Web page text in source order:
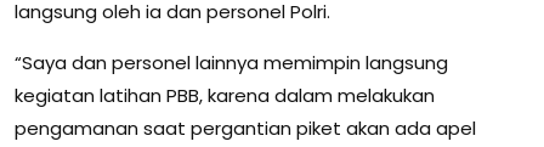
langsung oleh ia dan personel Polri.
“Saya dan personel lainnya memimpin langsung
kegiatan latihan PBB, karena dalam melakukan
pengamanan saat pergantian piket akan ada apel